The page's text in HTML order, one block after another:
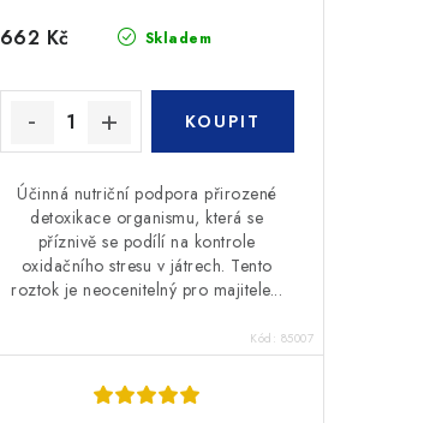
Skladem
662 Kč
Účinná nutriční podpora přirozené
detoxikace organismu, která se
příznivě se podílí na kontrole
oxidačního stresu v játrech. Tento
roztok je neocenitelný pro majitele...
Kód: 85007